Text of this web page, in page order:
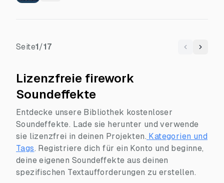
Seite1/17 Previous
Next
Lizenzfreie firework
Soundeffekte
Entdecke unsere Bibliothek kostenloser
Soundeffekte. Lade sie herunter und verwende
sie lizenzfrei in deinen Projekten. Kategorien und
Tags. Registriere dich für ein Konto und beginne,
deine eigenen Soundeffekte aus deinen
spezifischen Textaufforderungen zu erstellen.